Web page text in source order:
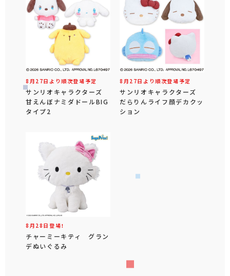
8月27日より順次登場予定
サンリオキャラクターズ
甘えんぼナミダドールBIG
タイプ2
8月27日より順次登場予定
サンリオキャラクターズ
だらりんライフ顔デカクッ
ション
8月28日登場！
チャーミーキティ グラン
デぬいぐるみ